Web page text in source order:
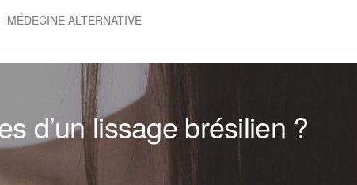
MÉDECINE ALTERNATIVE
d’un lissage brésilien ?